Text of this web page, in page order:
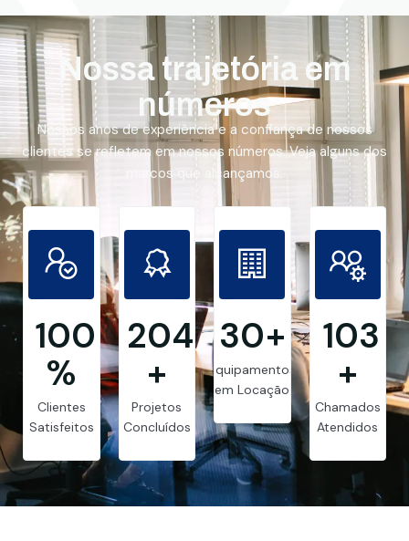
Nossa trajetória em
números
Nossos anos de experiência e a confiança de nossos
clientes se refletem em nossos números. Veja alguns dos
marcos que alcançamos.
99.8
%
Clientes
Satisfeitos
205
+
Projetos
Concluídos
30+
Equipamentos
em Locação
103
+
Chamados
Atendidos